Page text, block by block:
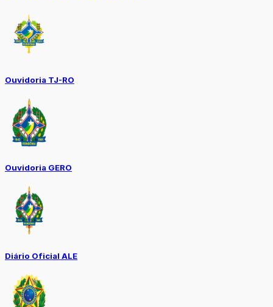
Ouvidoria TJ-RO
Ouvidoria GERO
Diário Oficial ALE